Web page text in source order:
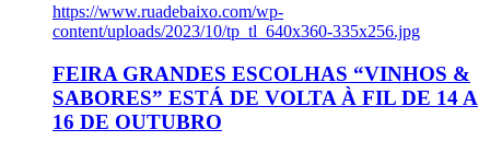
https://www.ruadebaixo.com/wp-
content/uploads/2023/10/tp_tl_640x360-335x256.jpg
FEIRA GRANDES ESCOLHAS “VINHOS &
SABORES” ESTÁ DE VOLTA À FIL DE 14 A
16 DE OUTUBRO